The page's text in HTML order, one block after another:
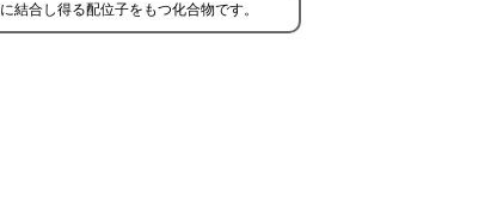
結合し得る配位子をもつ化合物です。